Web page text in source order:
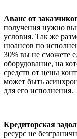
Аванс от
получения нужно
условия. Так же
нюансов по
30% вы не сможете
оборудование, на
средств от цены
может быть
для его исполнения.
Кредиторская
ресурс не